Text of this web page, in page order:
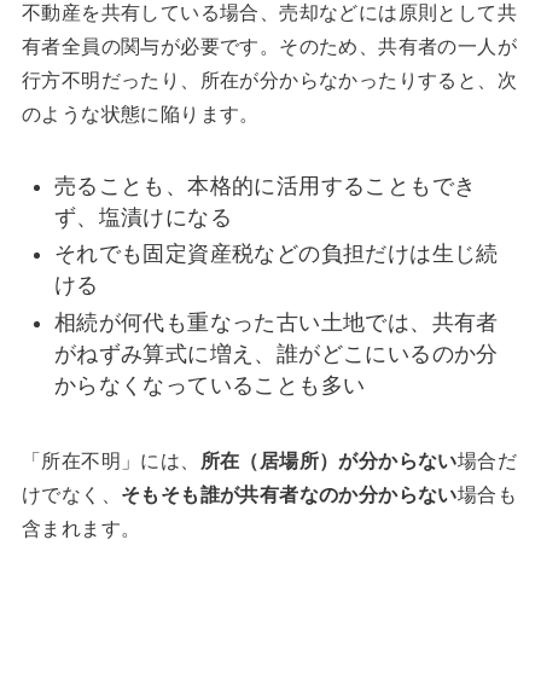
不動産を共有している場合、売却などには原則として共
有者全員の関与が必要です。そのため、共有者の一人が
行方不明だったり、所在が分からなかったりすると、次
のような状態に陥ります。
売ることも、本格的に活用することもでき
ず、塩漬けになる
それでも固定資産税などの負担だけは生じ続
ける
相続が何代も重なった古い土地では、共有者
がねずみ算式に増え、誰がどこにいるのか分
からなくなっていることも多い
「所在不明」には、 所在（居場所）が分からない場合だ
けでなく、 そもそも誰が共有者なのか分からない場合も
含まれます。